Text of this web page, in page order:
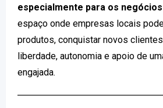
especialmente para os
espaço onde empresas locais
produtos, conquistar novos
liberdade, autonomia e apoio de
engajada.